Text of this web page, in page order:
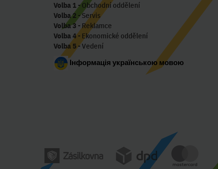
Volba 1- Obchodní oddělení
Volba 2 - Servis
Volba 3 - Reklamce
Volba 4- Ekonomické oddělení
Volba 5- Vedení
Інформація українською мовою